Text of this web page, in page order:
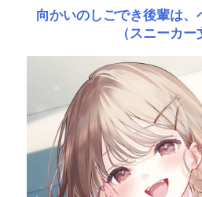
向かいのしごでき後輩は、
（スニーカー